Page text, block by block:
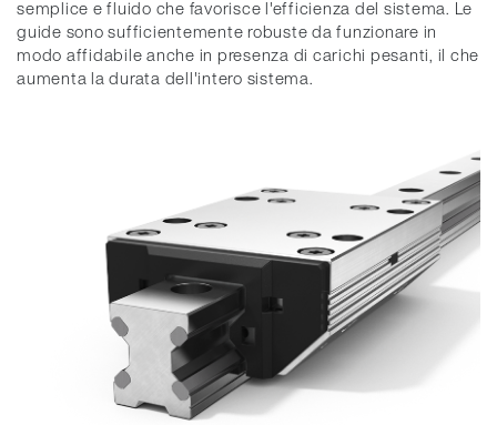
semplice e fluido che favorisce l'efficienza del sistema. Le
guide sono sufficientemente robuste da funzionare in
modo affidabile anche in presenza di carichi pesanti, il che
aumenta la durata dell'intero sistema.